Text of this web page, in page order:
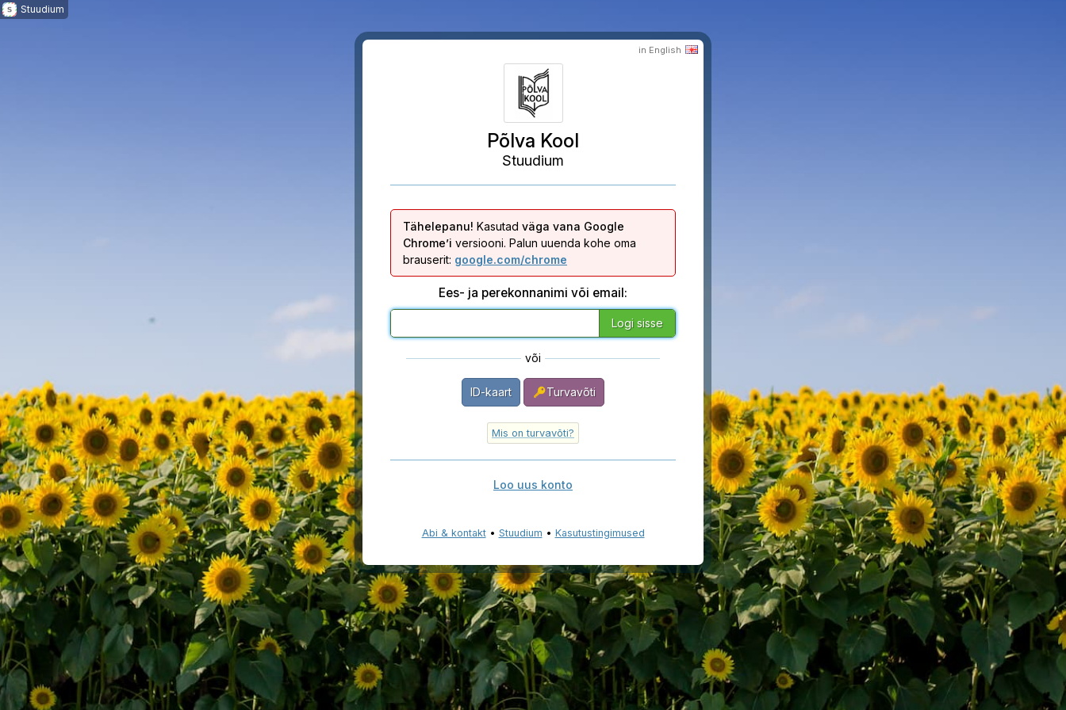
Stuudium
in English
Põlva Kool
Stuudium
Tähelepanu! Kasutad väga vana Google
Chrome’i versiooni. Palun uuenda kohe oma
brauserit: google.com/chrome
Ees- ja perekonnanimi või email:
või
ID-kaart Turvavõti
Mis on turvavõti?
Loo uus konto
Abi & kontakt• Stuudium • Kasutustingimused